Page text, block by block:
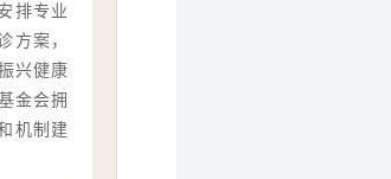
排专业
方案，
兴健康
金会拥
机制建